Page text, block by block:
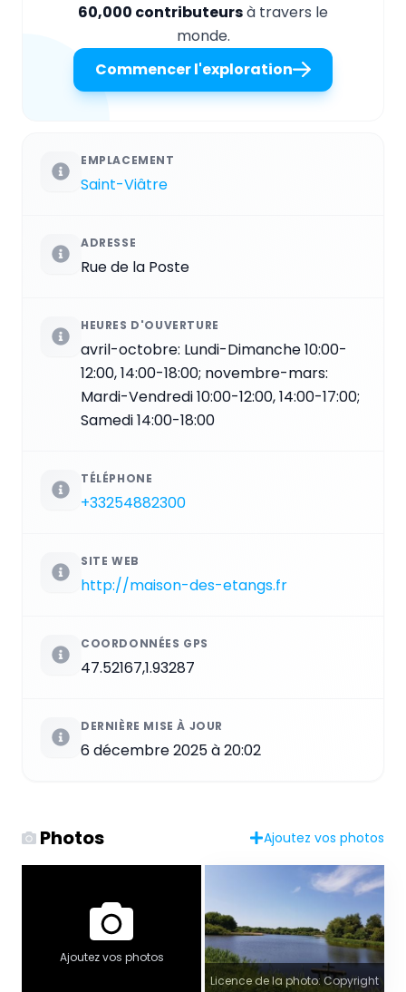
60,000 contributeursà travers le
monde.
Commencer l'exploration
EMPLACEMENT
Saint-Viâtre
ADRESSE
Rue de la Poste
HEURES D'OUVERTURE
avril-octobre: Lundi-Dimanche 10:00-
12:00, 14:00-18:00; novembre-mars:
Mardi-Vendredi 10:00-12:00, 14:00-17:00;
Samedi 14:00-18:00
TÉLÉPHONE
+33254882300
SITE WEB
http://maison-des-etangs.fr
COORDONNÉES GPS
47.52167,1.93287
DERNIÈRE MISE À JOUR
6 décembre 2025 à 20:02
Photos Ajoutez vos photos
Ajoutez vos photos
Licence de la photo: Copyright